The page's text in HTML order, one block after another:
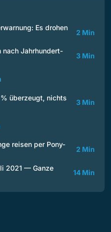
Es drohen
2 Min
nach Jahrhundert-
3 Min
überzeugt, nichts
3 Min
reisen per Pony-
2 Min
2021 — Ganze
14 Min